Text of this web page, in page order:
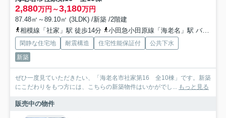
2,880万円～3,180万円
87.48㎡～89.10㎡ (3LDK) /新築 /2階建
相模線「社家」駅 徒歩14分
小田急小田原線「海老名」駅 バス9分 「今里」 停歩9分
閑静な住宅地 耐震構造 住宅性能保証付
公共下水
新築
ぜひ一度見ていただきたい、「海老名市社家第16 全10棟」です。新築
にこだわりをもつ方には、こちらの新築物件はいかがでし... もっと見る
販売中の物件